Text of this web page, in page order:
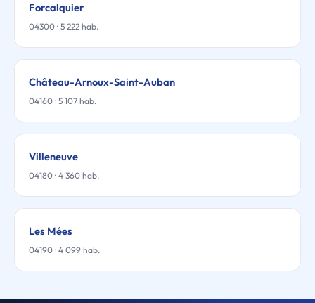
Forcalquier
04300 · 5 222 hab.
Château-Arnoux-Saint-Auban
04160 · 5 107 hab.
Villeneuve
04180 · 4 360 hab.
Les Mées
04190 · 4 099 hab.